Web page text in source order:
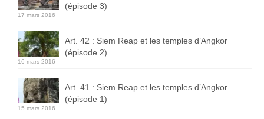
(épisode 3)
17 mars 2016
Art. 42 : Siem Reap et les temples d’Angkor
(épisode 2)
16 mars 2016
Art. 41 : Siem Reap et les temples d’Angkor
(épisode 1)
15 mars 2016